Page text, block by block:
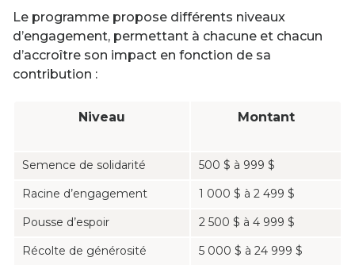
Le programme propose différents niveaux
d’engagement, permettant à chacune et chacun
d’accroître son impact en fonction de sa
contribution :
Niveau Montant
Semence de solidarité
500 $ à 999 $
Racine d’engagement
1 000 $ à 2 499 $
Pousse d’espoir
2 500 $ à 4 999 $
Récolte de générosité
5 000 $ à 24 999 $